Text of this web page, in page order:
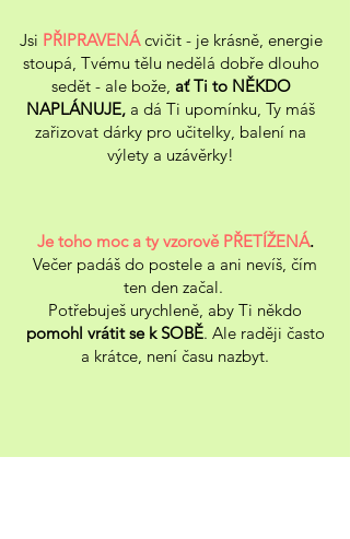
Jsi PŘIPRAVENÁcvičit - je krásně, energie
stoupá, Tvému tělu nedělá dobře dlouho
sedět - ale bože, ať Ti to NĚKDO
NAPLÁNUJE, a dá Ti upomínku, Ty máš
zařizovat dárky pro učitelky, balení na
výlety a uzávěrky!
Je toho moc a ty vzorově PŘETÍŽENÁ.
Večer padáš do postele a ani nevíš, čím
ten den začal.
Potřebuješ urychleně, aby Ti někdo
pomohl vrátit se k SOBĚ. Ale raději často
a krátce, není času nazbyt.